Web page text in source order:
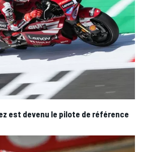
est devenu le pilote de référence